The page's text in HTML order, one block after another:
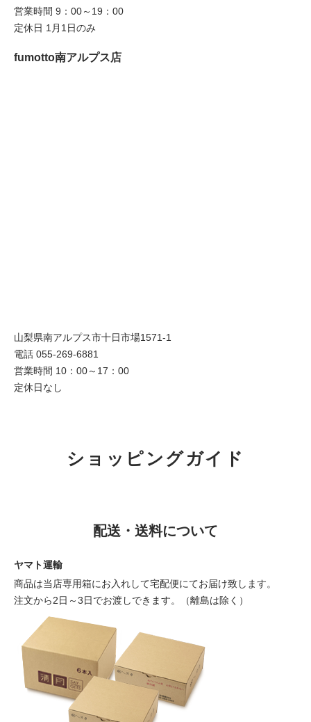
営業時間 9：00～19：00
定休日 1月1日のみ
fumotto南アルプス店
山梨県南アルプス市十日市場1571-1
電話 055-269-6881
営業時間 10：00～17：00
定休日なし
ショッピングガイド
配送・送料について
ヤマト運輸
商品は当店専用箱にお入れして宅配便にてお届け致します。
注文から2日～3日でお渡しできます。（離島は除く）